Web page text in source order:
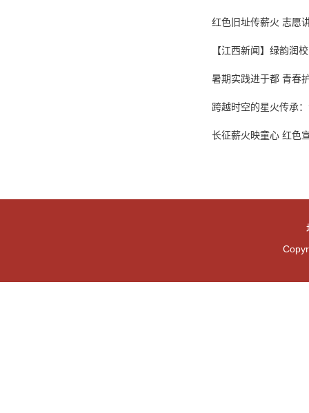
红色旧址传薪火 志愿
【江西新闻】绿韵润
暑期实践进于都 青春
跨越时空的星火传承
长征薪火映童心 红色